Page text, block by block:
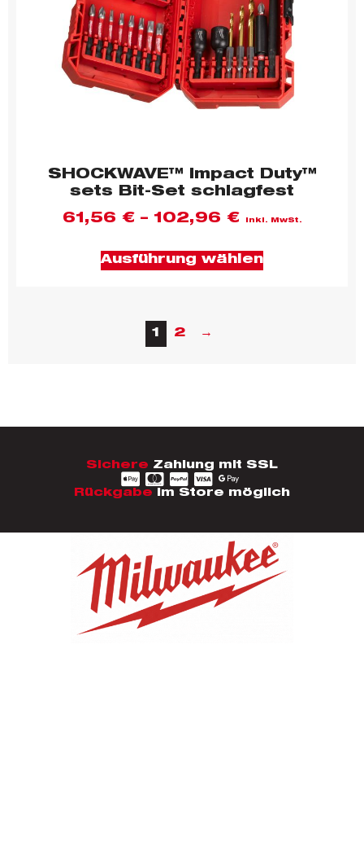
SHOCKWAVE™ Impact Duty™
sets Bit-Set schlagfest
61,56 € – 102,96 € inkl. MwSt.
Ausführung wählen
1 2 →
Sichere Zahlung mit SSL
Rückgabe im Store möglich